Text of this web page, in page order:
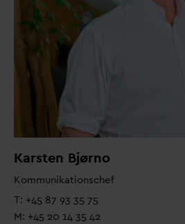
Karsten Bjørno
Kommunikationschef
T: +45 87 93 35 75
M: +45 20 14 35 42